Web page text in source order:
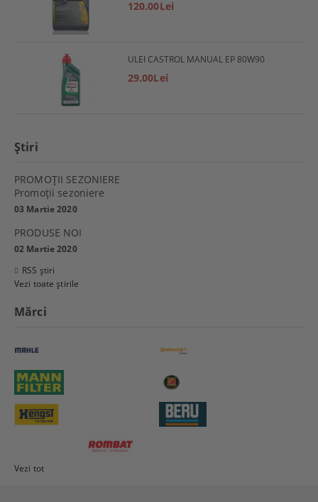
120.00Lei
ULEI CASTROL MANUAL EP 80W90
29.00Lei
Ştiri
PROMOŢII SEZONIERE
Promoţii sezoniere
03 Martie 2020
PRODUSE NOI
02 Martie 2020
RSS știri
Vezi toate știrile
Mărci
Vezi tot